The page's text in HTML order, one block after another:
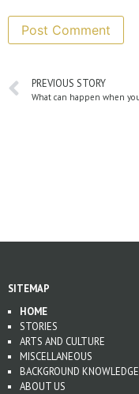
PREVIOUS STORY
SITEMAP
HOME
STORIES
ARTS AND CULTURE
MISCELLANEOUS
BACKGROUND KNOWLEDGE
ABOUT US